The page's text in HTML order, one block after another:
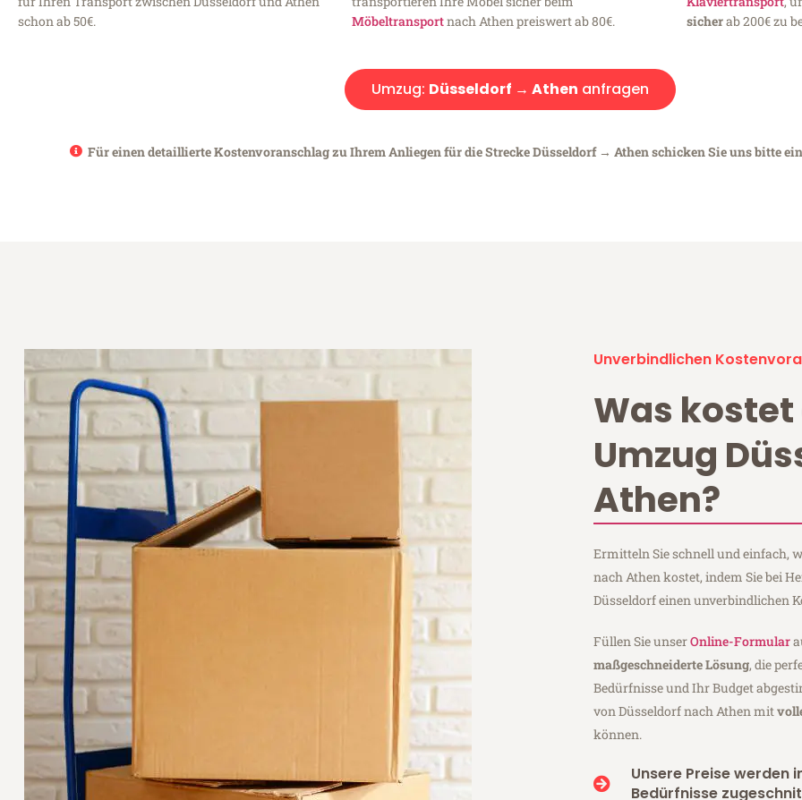
schon ab 50€.
Möbeltransportnach Athen preiswert ab 80€.
sicherab 200€ zu
Umzug: Düsseldorf → Athen anfragen
Für einen detaillierte Kostenvoranschlag zu Ihrem Anliegen für die Strecke Düsseldorf → Athen schicken Sie uns bitte
Unverbindlichen
Was kostet
Umzug
Athen?
Ermitteln Sie schnell und einfach,
nach Athen kostet, indem Sie bei
Düsseldorf einen unverbindlichen
Füllen Sie unserOnline-Formular
maßgeschneiderte Lösung, die
Bedürfnisse und Ihr Budget
von Düsseldorf nach Athen mit
können.
Unsere Preise werden
Bedürfnisse